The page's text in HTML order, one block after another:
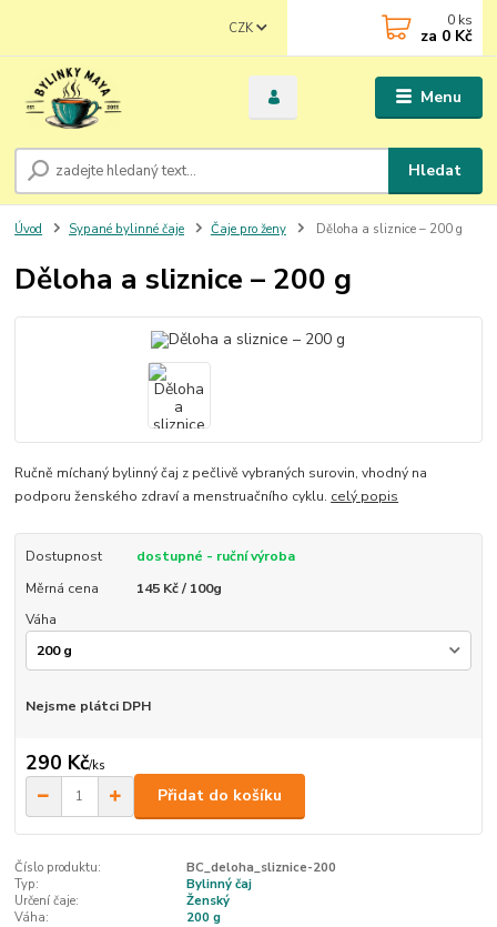
Menu
CZK
Hledat
0 ks
za 0 Kč
Úvod Sypané bylinné čaje Čaje pro ženy Děloha a sliznice – 200 g
Děloha a sliznice – 200 g
Ručně míchaný bylinný čaj z pečlivě vybraných surovin, vhodný na
podporu ženského zdraví a menstruačního cyklu. celý popis
Dostupnost
dostupné - ruční výroba
Měrná cena
145 Kč / 100g
Váha
Nejsme plátci DPH
290 Kč/ks
Přidat do košíku
Číslo produktu:
BC_deloha_sliznice-200
Typ:
Bylinný čaj
Určení čaje:
Ženský
Váha:
200 g